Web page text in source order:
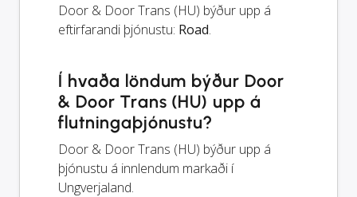
Door & Door Trans (HU) býður upp á
eftirfarandi þjónustu: Road.
Í hvaða löndum býður Door
& Door Trans (HU) upp á
flutningaþjónustu?
Door & Door Trans (HU) býður upp á
þjónustu á innlendum markaði í
Ungverjaland.